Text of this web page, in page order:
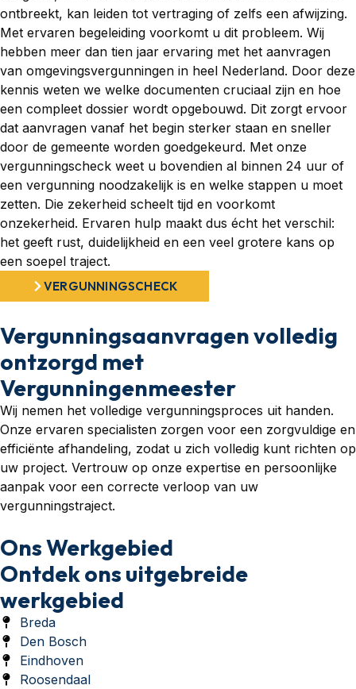
ontbreekt, kan leiden tot vertraging of zelfs een afwijzing.
Met ervaren begeleiding voorkomt u dit probleem. Wij
hebben meer dan tien jaar ervaring met het aanvragen
van omgevingsvergunningen in heel Nederland. Door deze
kennis weten we welke documenten cruciaal zijn en hoe
een compleet dossier wordt opgebouwd. Dit zorgt ervoor
dat aanvragen vanaf het begin sterker staan en sneller
door de gemeente worden goedgekeurd. Met onze
vergunningscheck weet u bovendien al binnen 24 uur of
een vergunning noodzakelijk is en welke stappen u moet
zetten. Die zekerheid scheelt tijd en voorkomt
onzekerheid. Ervaren hulp maakt dus écht het verschil:
het geeft rust, duidelijkheid en een veel grotere kans op
een soepel traject.
VERGUNNINGSCHECK
Vergunningsaanvragen volledig
ontzorgd met
Vergunningenmeester
Wij nemen het volledige vergunningsproces uit handen.
Onze ervaren specialisten zorgen voor een zorgvuldige en
efficiënte afhandeling, zodat u zich volledig kunt richten op
uw project. Vertrouw op onze expertise en persoonlijke
aanpak voor een correcte verloop van uw
vergunningstraject.
Ons Werkgebied
Ontdek ons uitgebreide
werkgebied
Breda
Den Bosch
Eindhoven
Roosendaal